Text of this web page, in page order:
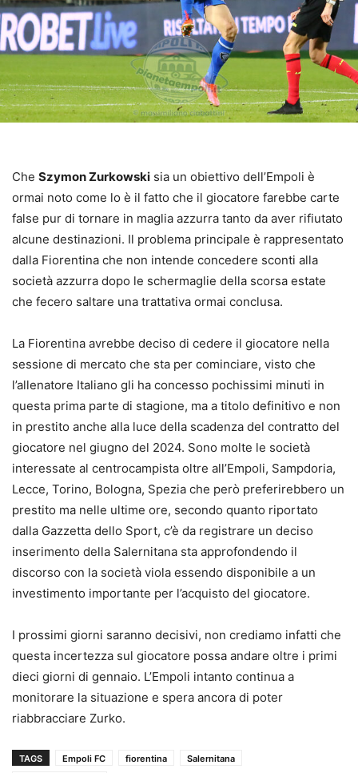
Che Szymon Zurkowski sia un obiettivo dell’Empoli è
ormai noto come lo è il fatto che il giocatore farebbe carte
false pur di tornare in maglia azzurra tanto da aver rifiutato
alcune destinazioni. Il problema principale è rappresentato
dalla Fiorentina che non intende concedere sconti alla
società azzurra dopo le schermaglie della scorsa estate
che fecero saltare una trattativa ormai conclusa.
La Fiorentina avrebbe deciso di cedere il giocatore nella
sessione di mercato che sta per cominciare, visto che
l’allenatore Italiano gli ha concesso pochissimi minuti in
questa prima parte di stagione, ma a titolo definitivo e non
in prestito anche alla luce della scadenza del contratto del
giocatore nel giugno del 2024. Sono molte le società
interessate al centrocampista oltre all’Empoli, Sampdoria,
Lecce, Torino, Bologna, Spezia che però preferirebbero un
prestito ma nelle ultime ore, secondo quanto riportato
dalla Gazzetta dello Sport, c’è da registrare un deciso
inserimento della Salernitana sta approfondendo il
discorso con la società viola essendo disponibile a un
investimento importante per l’acquisto del giocatore.
I prossimi giorni saranno decisivi, non crediamo infatti che
questa incertezza sul giocatore possa andare oltre i primi
dieci giorni di gennaio. L’Empoli intanto continua a
monitorare la situazione e spera ancora di poter
riabbracciare Zurko.
TAGS Empoli FC fiorentina
Salernitana